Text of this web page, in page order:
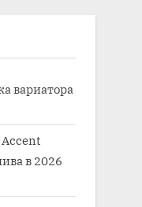
вариатора
в 2026